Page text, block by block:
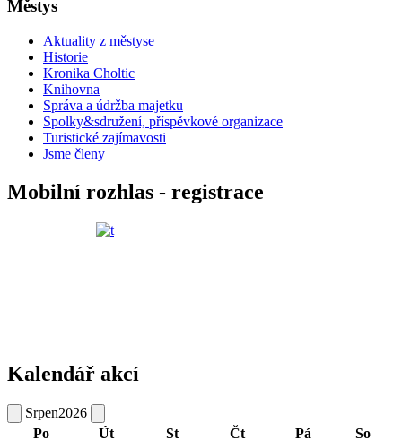
Městys
Aktuality z městyse
Historie
Kronika Choltic
Knihovna
Správa a údržba majetku
Spolky&sdružení, příspěvkové organizace
Turistické zajímavosti
Jsme členy
Mobilní rozhlas - registrace
Kalendář akcí
Srpen2026
Po
Út St Čt Pá So